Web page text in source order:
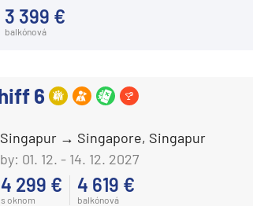
Costa Serena
3 399 €
balkónová
6
Singapore, Singapur
01. 12. - 14. 12. 2027
4 299 €
s oknom
4 619 €
balkónová